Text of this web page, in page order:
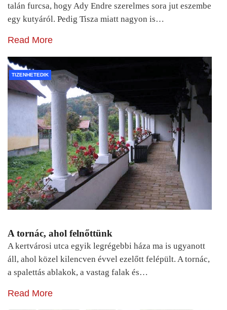
talán furcsa, hogy Ady Endre szerelmes sora jut eszembe
egy kutyáról. Pedig Tisza miatt nagyon is…
Read More
TIZENHETEDIK
A tornác, ahol felnőttünk
A kertvárosi utca egyik legrégebbi háza ma is ugyanott
áll, ahol közel kilencven évvel ezelőtt felépült. A tornác,
a spalettás ablakok, a vastag falak és…
Read More